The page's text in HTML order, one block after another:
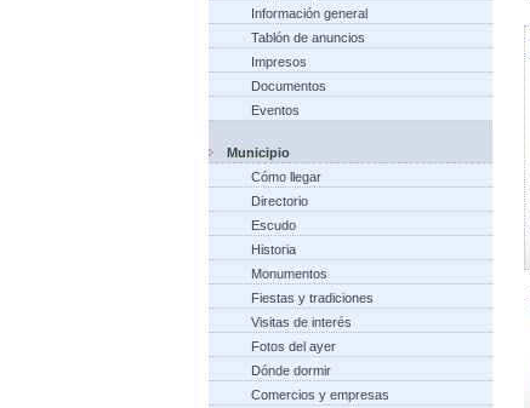
Información general
Tablón de anuncios
Impresos
Documentos
Eventos
Municipio
Cómo llegar
Directorio
Escudo
Historia
Monumentos
Fiestas y tradiciones
Visitas de interés
Fotos del ayer
Dónde dormir
Comercios y empresas